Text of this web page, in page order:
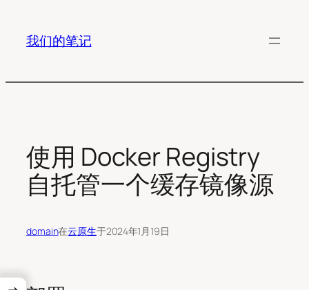
我们的笔记
使用 Docker Registry
自托管一个缓存镜像源
domain在云原生于2024年1月19日